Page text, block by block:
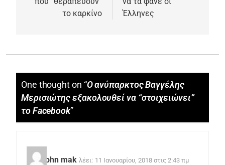
το καρκίνο
Έλληνες
One thought on “Ο ανύπαρκτος Βαγγέλης
Μερισιώτης εξακολουθεί να “στοιχειώνει”
το Facebook”
Ο/Η john mak λέει: 11 Ιανουαρίου, 2018 στις 2:43 πμ